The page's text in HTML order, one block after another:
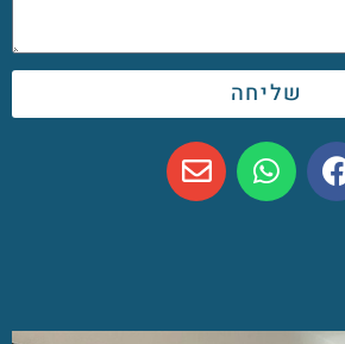
שליחה